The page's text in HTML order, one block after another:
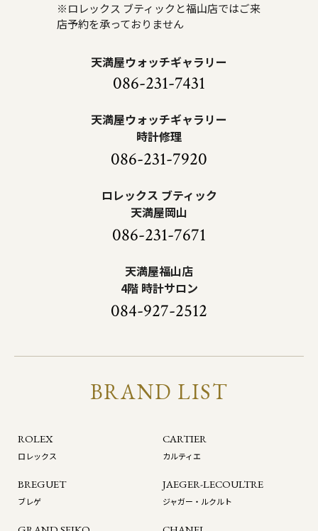
※ロレックス ブティックと福山店ではご来
店予約を承っておりません
天満屋ウォッチギャラリー
086-231-7431
天満屋ウォッチギャラリー
時計修理
086-231-7920
ロレックス ブティック
天満屋岡山
086-231-7671
天満屋福山店
4階 時計サロン
084-927-2512
BRAND LIST
ROLEX
ロレックス
CARTIER
カルティエ
BREGUET
ブレゲ
JAEGER-LECOULTRE
ジャガー・ルクルト